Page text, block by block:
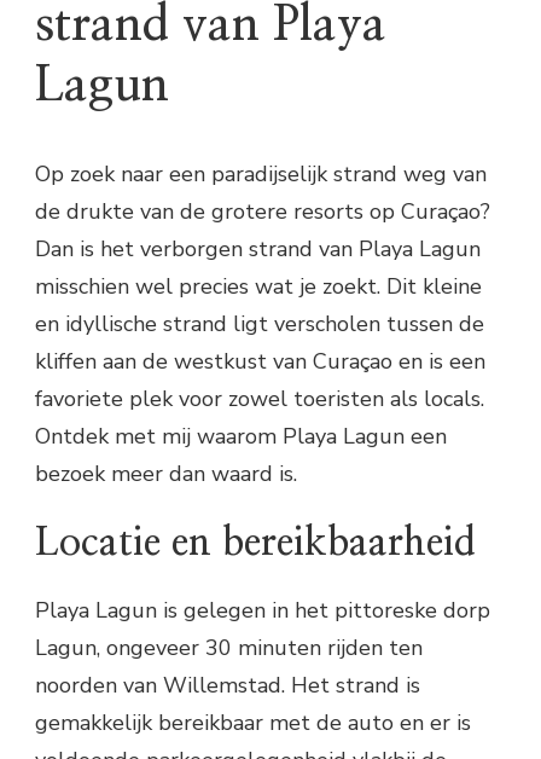
strand van Playa
Lagun
Op zoek naar een paradijselijk strand weg van
de drukte van de grotere resorts op Curaçao?
Dan is het verborgen strand van Playa Lagun
misschien wel precies wat je zoekt. Dit kleine
en idyllische strand ligt verscholen tussen de
kliffen aan de westkust van Curaçao en is een
favoriete plek voor zowel toeristen als locals.
Ontdek met mij waarom Playa Lagun een
bezoek meer dan waard is.
Locatie en bereikbaarheid
Playa Lagun is gelegen in het pittoreske dorp
Lagun, ongeveer 30 minuten rijden ten
noorden van Willemstad. Het strand is
gemakkelijk bereikbaar met de auto en er is